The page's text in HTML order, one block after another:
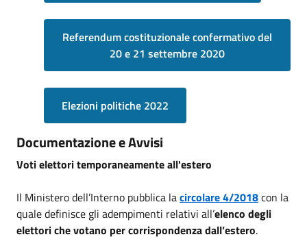
Referendum costituzionale confermativo del
20 e 21 settembre 2020
Elezioni politiche 2022
Documentazione e Avvisi
Voti elettori temporaneamente all'estero
Il Ministero dell’Interno pubblica lacircolare 4/2018con la
quale definisce gli adempimenti relativi all’elenco degli
elettori che votano per corrispondenza dall’estero.